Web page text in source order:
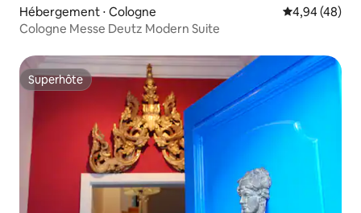
Hébergement ⋅ Cologne Évaluation
4,94 (48)
Cologne Messe Deutz Modern Suite
Superhôte
Superhôte